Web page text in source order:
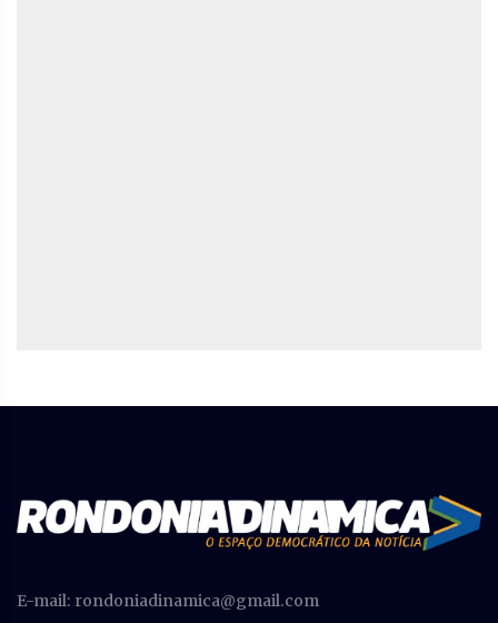
E-mail: rondoniadinamica@gmail.com